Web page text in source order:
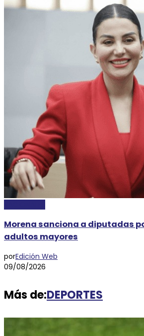
Morena sanciona a diputadas
adultos mayores
porEdición Web
09/08/2026
Más de:DEPORTES